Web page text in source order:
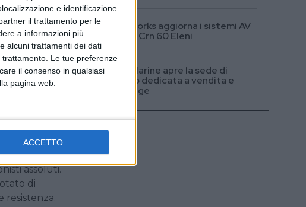
e identificazione
il trattamento per le
a informazioni più
alcuni trattamenti dei dati
Le tue preferenze
il consenso in qualsiasi
pagina web.
ACCETTO
ketch di
per
assoluti.
di
resistenza.
Videoworks aggiorna i sistemi AV
e IT del Crn 60 Eleni
Navis Marine apre la sede di
Monaco dedicata a vendita e
brokerage